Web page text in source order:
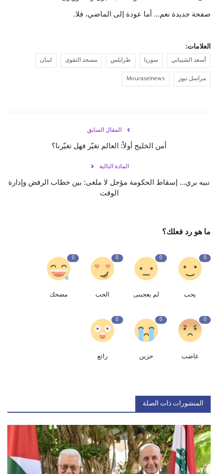
صفحة جديدة نعم... أما عودة إلى الماضي، فلا.
العلامات:
أسعد الشيباني سوريا طرابلس مسجد التقوى
لبنان
مراسل نيوز
Mouraselnews
المقال السابق
أمن الخليج أولاً: العالم تغيّر فهل تغيّرنا؟
المادة التالية
نبيه بري... إسقاط الحكومة مؤجل لا ملغى: بين خطاب الرفض وإدارة
الوقت
ما هو رد فعلك؟
0
يحب
0
لم يعجبنى
0
الحب
0
مضحك
0
غاضب
0
حزين
0
رائع
المنشورات ذات الصلة